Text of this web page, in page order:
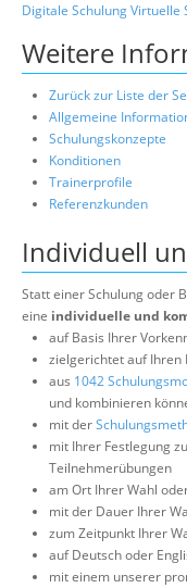
Digitale SchulungVirtuelle
Weitere
Zurück zur Liste der
Allgemeine
Schulungskonzepte
Konditionen
Trainerprofile
Referenzkunden
Individuell
Statt einer Schulung oder
eine individuelle und
auf Basis Ihrer
zielgerichtet auf Ihren
aus 1042
und kombinieren
mit der
mit Ihrer Festlegung
Teilnehmerübungen
am Ort Ihrer Wahl
mit der Dauer Ihrer
zum Zeitpunkt Ihrer
auf Deutsch oder
mit einem unserer